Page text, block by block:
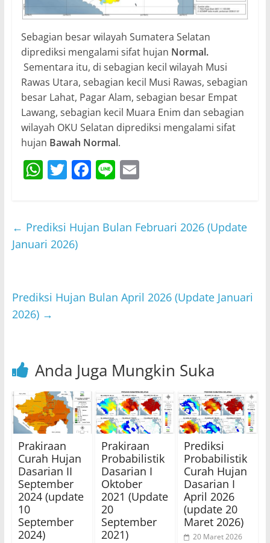
Sebagian besar wilayah Sumatera Selatan
diprediksi mengalami sifat hujan Normal.
Sementara itu, di sebagian kecil wilayah Musi
Rawas Utara, sebagian kecil Musi Rawas, sebagian
besar Lahat, Pagar Alam, sebagian besar Empat
Lawang, sebagian kecil Muara Enim dan sebagian
wilayah OKU Selatan diprediksi mengalami sifat
hujan Bawah Normal.
W
s
A
T
er
F
e
k
Li E
l
← Prediksi Hujan Bulan Februari 2026 (Update
Januari 2026)
Prediksi Hujan Bulan April 2026 (Update Januari
2026) →
Anda Juga Mungkin Suka
Prakiraan
Curah Hujan
Dasarian II
September
2024 (update
10
September
2024)
Prakiraan
Probabilistik
Dasarian I
Oktober
2021 (Update
20
September
2021)
Prediksi
Probabilistik
Curah Hujan
Dasarian I
April 2026
(update 20
Maret 2026)
20 Maret 2026